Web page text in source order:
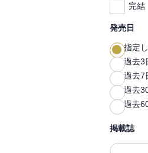
完結
発売日
指定
過去3
過去7
過去
過去
掲載誌